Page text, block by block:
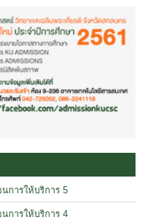
การให้บริการ 5
การให้บริการ 4